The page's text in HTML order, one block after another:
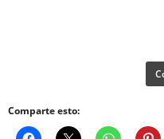
Comparte esto: